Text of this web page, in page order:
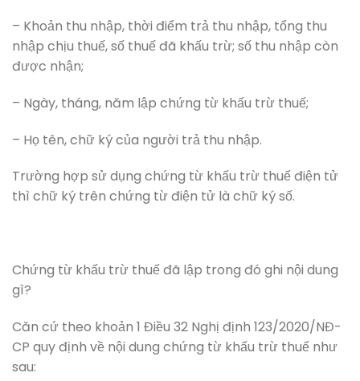
– Khoản thu nhập, thời điểm trả thu nhập, tổng thu
nhập chịu thuế, số thuế đã khấu trừ; số thu nhập còn
được nhận;
– Ngày, tháng, năm lập chứng từ khấu trừ thuế;
– Họ tên, chữ ký của người trả thu nhập.
Trường hợp sử dụng chứng từ khấu trừ thuế điện tử
thì chữ ký trên chứng từ điện tử là chữ ký số.
Chứng từ khấu trừ thuế đã lập trong đó ghi nội dung
gì?
Căn cứ theo khoản 1 Điều 32 Nghị định 123/2020/NĐ-
CP quy định về nội dung chứng từ khấu trừ thuế như
sau: